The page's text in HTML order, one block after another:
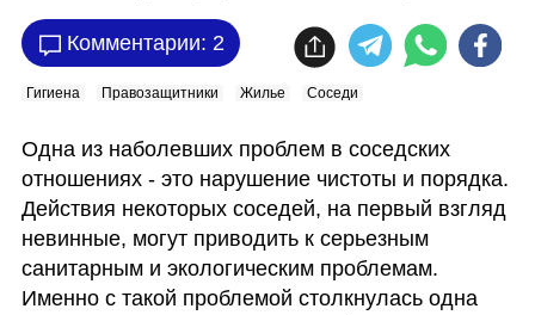
Комментарии: 2
Гигиена Правозащитники Жилье Соседи
Одна из наболевших проблем в соседских
отношениях - это нарушение чистоты и порядка.
Действия некоторых соседей, на первый взгляд
невинные, могут приводить к серьезным
санитарным и экологическим проблемам.
Именно с такой проблемой столкнулась одна